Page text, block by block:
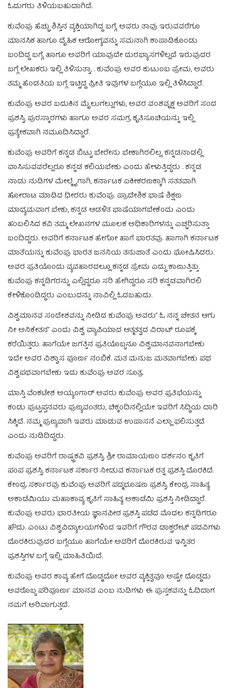
ಓದುಗರು ತಿಳಿಯಬಹುದಾಗಿದೆ.
ಕುವೆಂಪು ಹೆಚ್ಚು ಶಿಸ್ತಿನ ವ್ಯಕ್ತಿಯಾಗಿದ್ದ ಬಗ್ಗೆ, ಅವರು ತಾವು ಇರುವವರೆಗೂ
ಮಾನಸಿಕ ಹಾಗೂ ದೈಹಿಕ ಆರೋಗ್ಯವನ್ನು ಸಮನಾಗಿ ಕಾಪಾಡಿಕೊಂಡು
ಬಂದಿದ್ದ ಬಗ್ಗೆ, ಹಾಗೂ ಅವರಿಗೆ ಯಾವುದೇ ದುರಭ್ಯಾಸಗಳಿಲ್ಲದೆ ಇರುವುದರ
ಬಗ್ಗೆ ಲೇಖಕರು ಇಲ್ಲಿ ತಿಳಿಸುತ್ತಾ, . ಕುವೆಂಪು ಅವರ ಕುಟುಂಬ ಪ್ರೇಮ, ಅವರು
ತಮ್ಮ ಹೆಂಡತಿಯ ಬಗ್ಗೆ ಇಟ್ಟಿದ್ದ ಪ್ರೀತಿ ಇವುಗಳ ಬಗ್ಗೆಯೂ ಇಲ್ಲಿ ತಿಳಿಸಿದ್ದಾರೆ.
ಕುವೆಂಪು ಅವರ ಬದುಕಿನ ಮೈಲುಗಲ್ಲುಗಳು, ಅವರ ವಂಶವೃಕ್ಷ ಅವರಿಗೆ ಸಂದ
ಪ್ರಶಸ್ತಿ, ಪುರಸ್ಕಾರಗಳು ಹಾಗೂ ಅವರ ಸಮಗ್ರ ಕೃತಿಸೂಚಿಯನ್ನು ಇಲ್ಲಿ
ಪ್ರತ್ಯೇಕವಾಗಿ ನಮೂದಿಸಿದ್ದಾರೆ.
ಕುವೆಂಪು ಅವರಿಗೆ ಕನ್ನಡ ಬಿಟ್ಟು ಬೇರೇನು ಬೇಕಾಗಿರಲಿಲ್ಲ. ಕನ್ನಡನಾಡಲ್ಲಿ
ವಾಸಿಸುವವರೆಲ್ಲರೂ ಕನ್ನಡ ಕಲಿಯಬೇಕು ಎಂದು ಹೇಳುತ್ತಿದ್ದರು . ಕನ್ನಡ
ನಾಡು ನುಡಿಗಳ ಮೇಲ್ಮೈಗಾಗಿ, ಕರ್ನಾಟಕ ಏಕೀಕರಣಕ್ಕಾಗಿ ಸತತವಾಗಿ
ಹೋರಾಟ ಮಾಡಿದ ಧೀರರು ಕುವೆಂಪು. ಪ್ರಾದೇಶಿಕ ಭಾಷೆ ಶಿಕ್ಷಣ
ಮಾಧ್ಯಮವಾಗ ಬೇಕು, ಕನ್ನಡ ಆಡಳಿತ ಭಾಷೆಯಾಗಬೇಕೆಂದು ಎಂದು
ಹಂಬಲಿಸಿದ ಕವಿ ತಮ್ಮ ಲೇಖನಗಳ ಮೂಲಕ ಅಧಿಕಾರಿಗಳನ್ನು ಎಚ್ಚರಿಸುತ್ತಾ
ಬಂದಿದ್ದರು. ಅವರಿಗೆ ಕರ್ನಾಟಕ ಹೇಗೋ ಹಾಗೆ ಭಾರತವು. ಹಾಗಾಗಿ ಕರ್ನಾಟಕ
ಮಾತೆಯನ್ನು ಕುವೆಂಪು ಭಾರತ ಜನನಿಯ ತನುಜಾತೆ ಎಂದು ಘೋಷಿಸಿದರು.
ಅವರ ಪ್ರತಿಯೊಂದು ವ್ಯವಹಾರದಲ್ಲೂ ಕನ್ನಡ ಪ್ರೇಮ ಎದ್ದು ಕಾಣುತ್ತಿತ್ತು.
ಕುವೆಂಪು ಕನ್ನಡಿಗರನ್ನು ಎಲ್ಲಿದ್ದರೂ ಸರಿ ಹೇಗಿದ್ದರೂ ಸರಿ ಕನ್ನಡವಾಗಿರಲಿ
ಕೇಳಿಕೊಂಡಿದ್ದರು ಎಂಬುದನ್ನು ನಾವಿಲ್ಲಿ ಓದಬಹುದು.
ವಿಶ್ವಮಾನವ ಸಂದೇಶವನ್ನು ನೀಡಿದ ಕುವೆಂಪು ಅವರು” ಓ ನನ್ನ ಚೇತನ ಆಗು
ನೀ ಅನಿಕೇತನ” ಎಂದು ವಿಶ್ವ ವ್ಯಾಪಿಯಾದ ಆತ್ಮತತ್ವದ ವಿರಾಟ್ ರೂಪಕ್ಕೆ
ಕರೆಯಿತ್ತರು. ಹಾಗೆಯೇ ಜಗತ್ತಿನ ಪ್ರತಿಯೊಬ್ಬನೂ ವಿಶ್ವಮಾನವನಾಗಬೇಕು
ಇದೇ ಅವರ ವಿಶ್ವಾಸ ಪೂರ್ಣ ನಂಬಿಕೆ. ಮತ ಮನುಜ ಮತವಾಗಬೇಕು ಪಥ
ವಿಶ್ವಪಥವಾಗಬೇಕು ಇದು ಕುವೆಂಪು ಅವರ ಸೂತ್ರ.
ಮಾಸ್ತಿ ವೆಂಕಟೇಶ ಅಯ್ಯಂಗಾರ್ ಅವರು ಕುವೆಂಪು ಅವರ ಪ್ರತಿಭೆಯನ್ನು
ಕಂಡು ಪುಟ್ಟಪ್ಪನವರು ಪುಣ್ಯವಂತರು, ಚಿಕ್ಕಂದಿನಲ್ಲಿಯೇ ಇವರಿಗೆ ಸಿದ್ಧಿಯ ದಾರಿ
ಸಿಕ್ಕಿದೆ. ನಮ್ಮ ಪುಣ್ಯವಾಗಿ ಇವರು ಮಾಡುವ ಉಪಾಸನೆ ಎಲ್ಲಾ ಫಲಿಸುತ್ತದೆ
ಎಂದು ನುಡಿದಿದ್ದರು.
ಕುವೆಂಪು ಅವರಿಗೆ ರಾಷ್ಟ್ರಕವಿ ಪ್ರಶಸ್ತಿ, ಶ್ರೀ ರಾಮಾಯಣಂ ದರ್ಶನಂ ಕೃತಿಗೆ
ಪಂಪ ಪ್ರಶಸ್ತಿ, ಕರ್ನಾಟಕ ಸರ್ಕಾರ ನೀಡುವ ಕರ್ನಾಟಕ ರತ್ನ ಪ್ರಶಸ್ತಿ ದೊರಕಿದೆ.
ಕೇಂದ್ರ ಸರ್ಕಾರವು ಕುವೆಂಪು ಅವರಿಗೆ ಪದ್ಮಭೂಷಣ ಪ್ರಶಸ್ತಿ, ಕೇಂದ್ರ ಸಾಹಿತ್ಯ
ಅಕಾಡೆಮಿಯು ಮಹಾಕಾವ್ಯ ಕೃತಿಗೆ ಸಾಹಿತ್ಯ ಅಕಾಡೆಮಿ ಪ್ರಶಸ್ತಿ ನೀಡಿದ್ದಾರೆ.
ಕುವೆಂಪು ಅವರು ಭಾರತೀಯ ಜ್ಞಾನಪೀಠ ಪ್ರಶಸ್ತಿ ಪಡೆದ ಮೊದಲ ಕನ್ನಡಿಗರೂ
ಹೌದು. ಎಂಟು ವಿಶ್ವವಿದ್ಯಾಲಯಗಳಿಂದ ಇವರಿಗೆ ಗೌರವ ಡಾಕ್ಟರೇಟ್ ಪದವಿಗಳು
ದೊರಕಿರುವುದರ ಬಗ್ಗೆಯೂ ಹಾಗೆಯೇ ಅವರಿಗೆ ದೊರಕಿರುವ ಇನ್ನಿತರ
ಪ್ರಶಸ್ತಿಗಳ ಬಗ್ಗೆ ಇಲ್ಲಿ ಮಾಹಿತಿಯಿದೆ.
ಕುವೆಂಪು ಅವರ ಕಾವ್ಯ ಹೇಗೆ ದೊಡ್ಡದೋ ಅವರ ವ್ಯಕ್ತಿತ್ವವೂ ಅಷ್ಟೇ ದೊಡ್ಡದು
ಅವರೊಬ್ಬ ಪರಿಪೂರ್ಣ ಮಾನವ ಎಂಬ ನುಡಿಗಳು ಈ ಪುಸ್ತಕವನ್ನು ಓದಿದಾಗ
ನಮಗೆ ಅರಿವಾಗುತ್ತದೆ.